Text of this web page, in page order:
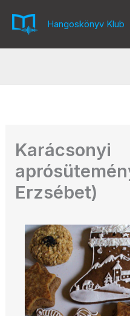
Hangoskönyv Klub
Karácsonyi
Erzsébet)